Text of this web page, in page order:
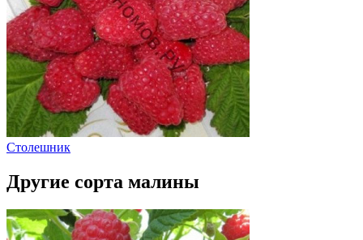
Столешник
Другие сорта малины